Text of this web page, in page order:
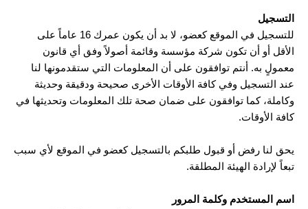
التسجيل
للتسجيل في الموقع كعضو، لا بد أن يكون عمرك 16 عاماً على
الأقل أو أن تكون شركة مؤسسة وقائمة أصولاً وفق أي قانون
معمولٍ به. أنتم توافقون على أن المعلومات التي ستقدمونها لنا
عند التسجيل وفي كافة الأوقات الأخرى صحيحة ودقيقة وحديثة
وكاملة، كما توافقون على ضمان صحة تلك المعلومات وتحديثها في
كافة الأوقات.
يحق لنا رفض أو قبول طلبكم بالتسجيل كعضو في الموقع لأي سبب
تبعاً لإرادة الهيئة المطلقة.
اسم المستخدم وكلمة المرور